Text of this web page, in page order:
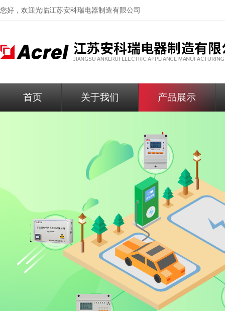
您好，欢迎光临江苏安科瑞电器制造有限公司
首页 关于我们 产品展示